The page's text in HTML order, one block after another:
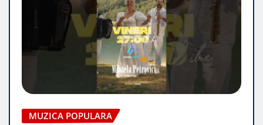
MUZICA POPULARA